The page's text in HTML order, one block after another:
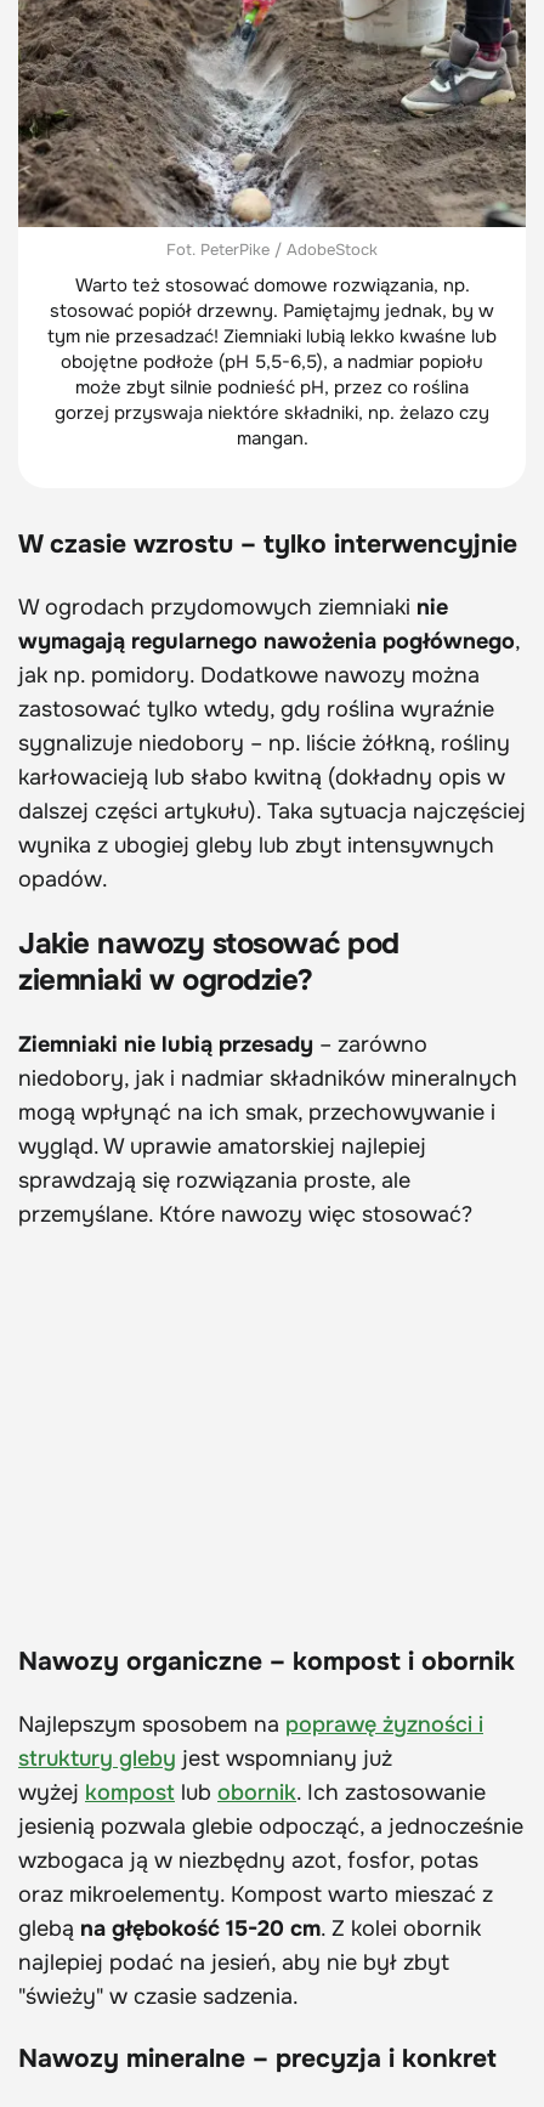
Fot. PeterPike / AdobeStock
Warto też stosować domowe rozwiązania, np.
stosować popiół drzewny. Pamiętajmy jednak, by w
tym nie przesadzać! Ziemniaki lubią lekko kwaśne lub
obojętne podłoże (pH 5,5-6,5), a nadmiar popiołu
może zbyt silnie podnieść pH, przez co roślina
gorzej przyswaja niektóre składniki, np. żelazo czy
mangan.
W czasie wzrostu – tylko interwencyjnie
W ogrodach przydomowych ziemniaki nie
wymagają regularnego nawożenia pogłównego,
jak np. pomidory. Dodatkowe nawozy można
zastosować tylko wtedy, gdy roślina wyraźnie
sygnalizuje niedobory – np. liście żółkną, rośliny
karłowacieją lub słabo kwitną (dokładny opis w
dalszej części artykułu). Taka sytuacja najczęściej
wynika z ubogiej gleby lub zbyt intensywnych
opadów.
Jakie nawozy stosować pod
ziemniaki w ogrodzie?
Ziemniaki nie lubią przesady – zarówno
niedobory, jak i nadmiar składników mineralnych
mogą wpłynąć na ich smak, przechowywanie i
wygląd. W uprawie amatorskiej najlepiej
sprawdzają się rozwiązania proste, ale
przemyślane. Które nawozy więc stosować?
Nawozy organiczne – kompost i obornik
Najlepszym sposobem na poprawę żyzności i
struktury gleby jest wspomniany już
wyżej kompost lub obornik. Ich zastosowanie
jesienią pozwala glebie odpocząć, a jednocześnie
wzbogaca ją w niezbędny azot, fosfor, potas
oraz mikroelementy. Kompost warto mieszać z
glebą na głębokość 15-20 cm. Z kolei obornik
najlepiej podać na jesień, aby nie był zbyt
"świeży" w czasie sadzenia.
Nawozy mineralne – precyzja i konkret